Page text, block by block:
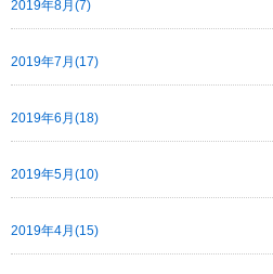
2019年8月(7)
2019年7月(17)
2019年6月(18)
2019年5月(10)
2019年4月(15)